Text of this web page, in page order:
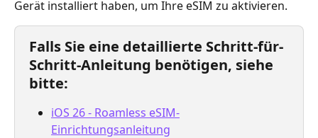
Gerät installiert haben, um Ihre eSIM zu aktivieren.
Falls Sie eine detaillierte Schritt-für-
Schritt-Anleitung benötigen, siehe
bitte:
iOS 26 - Roamless eSIM-
Einrichtungsanleitung